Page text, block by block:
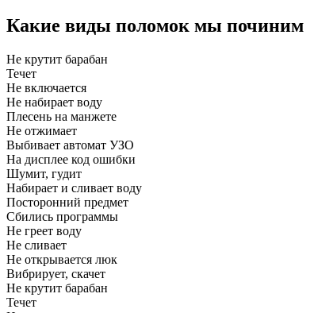
Какие виды поломок мы починим
Не крутит барабан
Течет
Не включается
Не набирает воду
Плесень на манжете
Не отжимает
Выбивает автомат УЗО
На дисплее код ошибки
Шумит, гудит
Набирает и сливает воду
Посторонний предмет
Сбились программы
Не греет воду
Не сливает
Не открывается люк
Вибрирует, скачет
Не крутит барабан
Течет